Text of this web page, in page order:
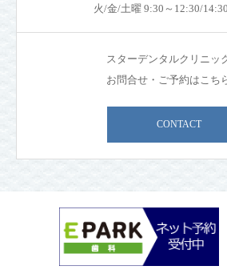
火/金/土曜 9:30～12:30/
スターデンタルクリニッ
お問合せ・ご予約はこち
CONTACT